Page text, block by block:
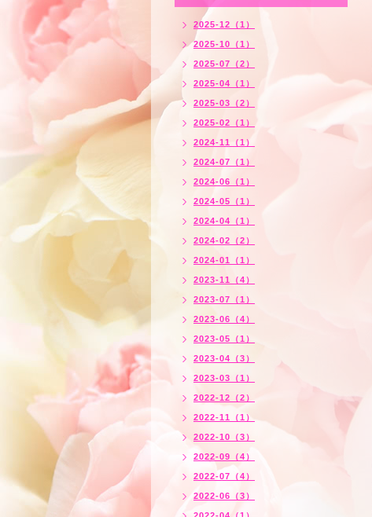
2025-12（1）
2025-10（1）
2025-07（2）
2025-04（1）
2025-03（2）
2025-02（1）
2024-11（1）
2024-07（1）
2024-06（1）
2024-05（1）
2024-04（1）
2024-02（2）
2024-01（1）
2023-11（4）
2023-07（1）
2023-06（4）
2023-05（1）
2023-04（3）
2023-03（1）
2022-12（2）
2022-11（1）
2022-10（3）
2022-09（4）
2022-07（4）
2022-06（3）